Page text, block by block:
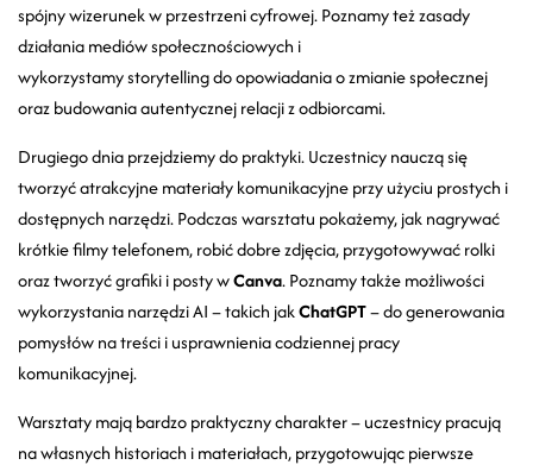
spójny wizerunek w przestrzeni cyfrowej. Poznamy też zasady
działania mediów społecznościowych i
wykorzystamy storytelling do opowiadania o zmianie społecznej
oraz budowania autentycznej relacji z odbiorcami.
Drugiego dnia przejdziemy do praktyki. Uczestnicy nauczą się
tworzyć atrakcyjne materiały komunikacyjne przy użyciu prostych i
dostępnych narzędzi. Podczas warsztatu pokażemy, jak nagrywać
krótkie filmy telefonem, robić dobre zdjęcia, przygotowywać rolki
oraz tworzyć grafiki i posty wCanva. Poznamy także możliwości
wykorzystania narzędzi AI – takich jakChatGPT– do generowania
pomysłów na treści i usprawnienia codziennej pracy
komunikacyjnej.
Warsztaty mają bardzo praktyczny charakter – uczestnicy pracują
na własnych historiach i materiałach, przygotowując pierwsze